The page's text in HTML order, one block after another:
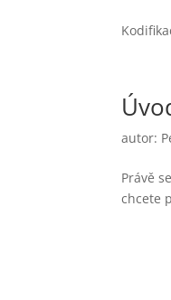
autor:
Právě
chcete